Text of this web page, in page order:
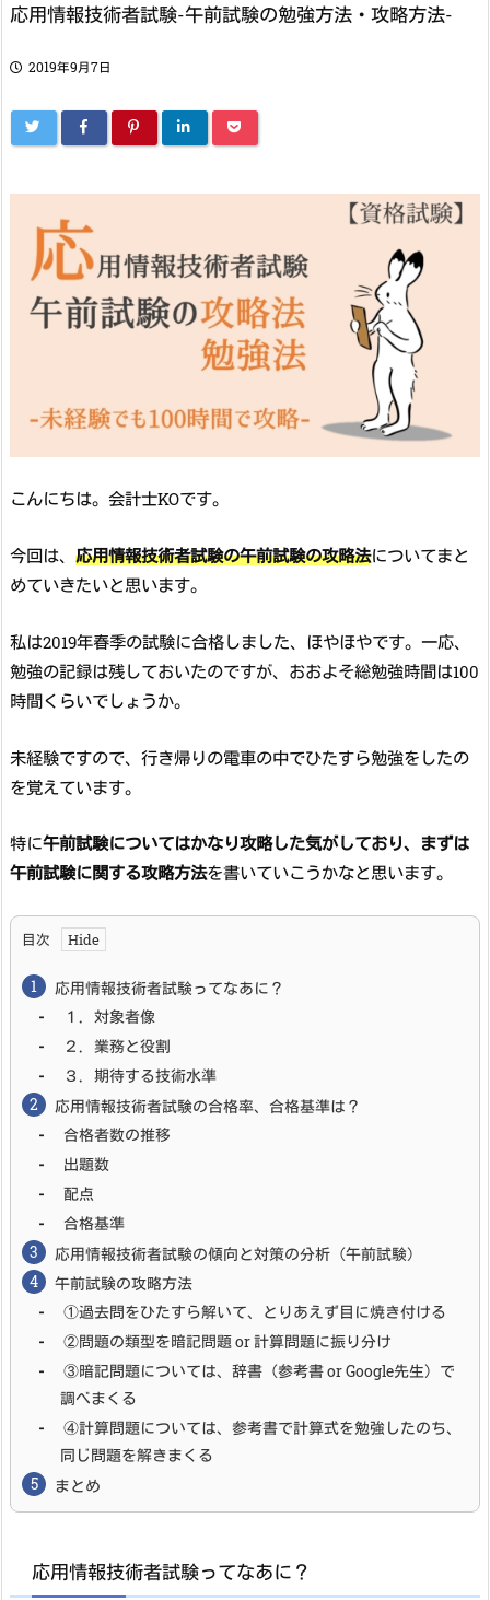
応用情報技術者試験-午前試験の勉強方法・攻略方法-
2019年9月7日
こんにちは。会計士KOです。
今回は、 応用情報技術者試験の午前試験の攻略法についてまと
めていきたいと思います。
私は2019年春季の試験に合格しました、ほやほやです。一応、
勉強の記録は残しておいたのですが、おおよそ総勉強時間は100
時間くらいでしょうか。
未経験ですので、行き帰りの電車の中でひたすら勉強をしたの
を覚えています。
特に午前試験についてはかなり攻略した気がしており、まずは
午前試験に関する攻略方法を書いていこうかなと思います。
目次
応用情報技術者試験ってなあに？
１．対象者像
２．業務と役割
３．期待する技術水準
応用情報技術者試験の合格率、合格基準は？
合格者数の推移
出題数
配点
合格基準
応用情報技術者試験の傾向と対策の分析（午前試験）
午前試験の攻略方法
①過去問をひたすら解いて、とりあえず目に焼き付ける
②問題の類型を暗記問題 or 計算問題に振り分け
③暗記問題については、辞書（参考書 or Google先生）で
調べまくる
④計算問題については、参考書で計算式を勉強したのち、
同じ問題を解きまくる
まとめ
応用情報技術者試験ってなあに？